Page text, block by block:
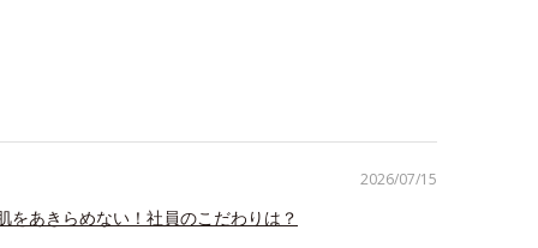
をあきらめない！社員のこだわりは？
2026/07/15